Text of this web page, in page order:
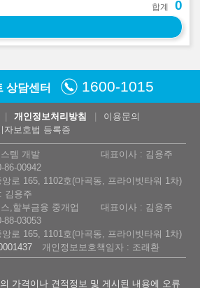
합계 0
상담센터 1600-1015
개인정보처리방침
이용문의
자보호법 등록증
템 개발
대표이사 : 김용주
86-00942
로 165, 1102호(마곡동, 프라이빗타워 1차)
김용주
,할부금융 중개업
대표이사 : 김용주
88-03053
로 165, 1101호(마곡동, 프라이빗타워 1차)
개인정보보호책임자 : 조래환
가격이나 견적정보 및 게시된 내용에 오류